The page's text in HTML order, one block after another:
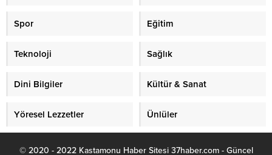
Spor Eğitim
Teknoloji Sağlık
Dini Bilgiler Kültür & Sanat
Yöresel Lezzetler Ünlüler
© 2020 - 2022 Kastamonu Haber Sitesi 37haber.com - Güncel